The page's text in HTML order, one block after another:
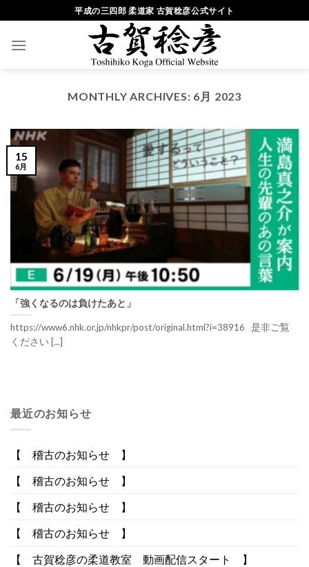
to
content
平成の三四郎 柔道家 古賀稔彦公式サイト
MONTHLY ARCHIVES: 6月 2023
「強くなるのは負けたあと」
https://www6.nhk.or.jp/nhkpr/post/original.html?i=38916 是非ご覧
ください [...]
15
6月
最近のお知らせ
【 稽古のお知らせ 】
【 稽古のお知らせ 】
【 稽古のお知らせ 】
【 稽古のお知らせ 】
【 古賀稔彦の柔道教室 動画配信スタート 】